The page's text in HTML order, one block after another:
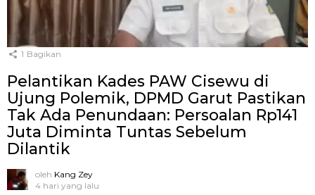
1 Bagikan
Pelantikan Kades PAW Cisewu di
Ujung Polemik, DPMD Garut Pastikan
Tak Ada Penundaan: Persoalan Rp141
Juta Diminta Tuntas Sebelum
Dilantik
oleh Kang Zey
4 hari yang lalu